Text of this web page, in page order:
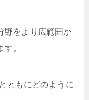
野をより広範囲か
。
ともにどのように